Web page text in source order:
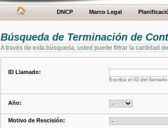
DNCP Marco Legal
Búsqueda de Terminación de
A través de esta búsqueda, usted puede filtrar la cantidad
ID Llamado:
Escriba el ID del llamado
Año:
Motivo de Rescisión: